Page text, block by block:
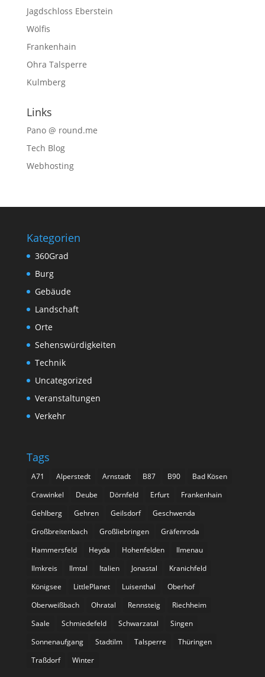
Jagdschloss Eberstein
Wölfis
Frankenhain
Ohra Talsperre
Kulmberg
Links
Pano @ round.me
Tech Blog
Webhosting
Kategorien
360Grad
Burg
Gebäude
Landschaft
Orte
Sehenswürdigkeiten
Technik
Uncategorized
Veranstaltungen
Verkehr
Tags
A71 Alperstedt Arnstadt B87 B90
Bad Kösen
Crawinkel
Deube Dörnfeld Erfurt
Frankenhain
Gehlberg
Gehren Geilsdorf
Geschwenda
Großbreitenbach
Großliebringen
Gräfenroda
Hammersfeld
Heyda Hohenfelden
Ilmenau
Ilmkreis
Ilmtal Italien Jonastal
Kranichfeld
Königsee
LittlePlanet Luisenthal
Oberhof
Oberweißbach
Ohratal Rennsteig
Riechheim
Saale
Schmiedefeld Schwarzatal
Singen
Sonnenaufgang
Stadtilm Talsperre
Thüringen
Traßdorf
Winter